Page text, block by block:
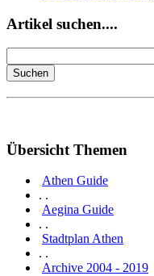
Artikel suchen....
Übersicht Themen
Athen Guide
. .
Aegina Guide
. .
Stadtplan Athen
. .
Archive 2004 - 2019